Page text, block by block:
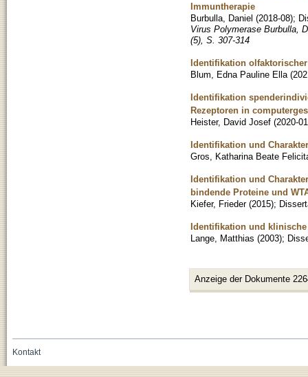
Immuntherapie
Burbulla, Daniel (2018-08);
Virus Polymerase Burbulla,
(5), S. 307-314
Identifikation
Blum, Edna Pauline Ella (
Identifikation
Rezeptoren in
Heister, David Josef (2020-
Identifikation und
Gros, Katharina Beate
Identifikation und
bindende Proteine und
Kiefer, Frieder (2015);
Identifikation und
Lange, Matthias (2003);
Anzeige der Dokumente
Kontakt